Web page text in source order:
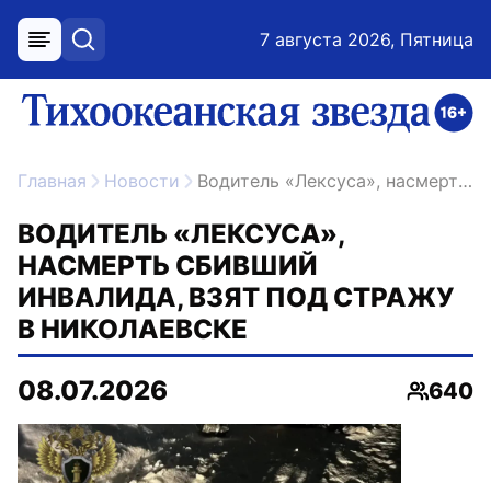
меню поиск 7 августа 2026, Пятница
ссылка на главную
Главная Новости Водитель «Лексуса», насмерть сбивший инвалида, взят под стражу в Николаевске
ВОДИТЕЛЬ «ЛЕКСУСА»,
НАСМЕРТЬ СБИВШИЙ
ИНВАЛИДА, ВЗЯТ ПОД СТРАЖУ
В НИКОЛАЕВСКЕ
08.07.2026
640